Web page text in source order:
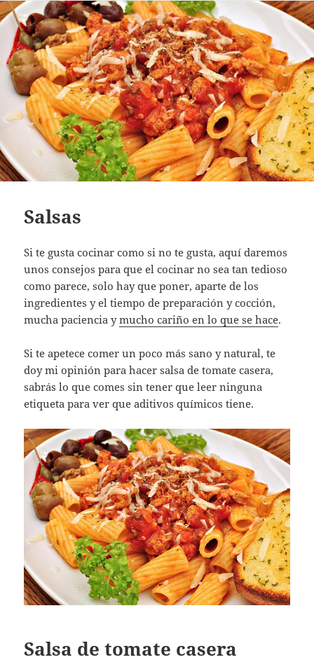
Salsas
Si te gusta cocinar como si no te gusta, aquí daremos
unos consejos para que el cocinar no sea tan tedioso
como parece, solo hay que poner, aparte de los
ingredientes y el tiempo de preparación y cocción,
mucha paciencia ymucho cariño en lo que se hace.
Si te apetece comer un poco más sano y natural, te
doy mi opinión para hacer salsa de tomate casera,
sabrás lo que comes sin tener que leer ninguna
etiqueta para ver que aditivos químicos tiene.
Salsa de tomate casera